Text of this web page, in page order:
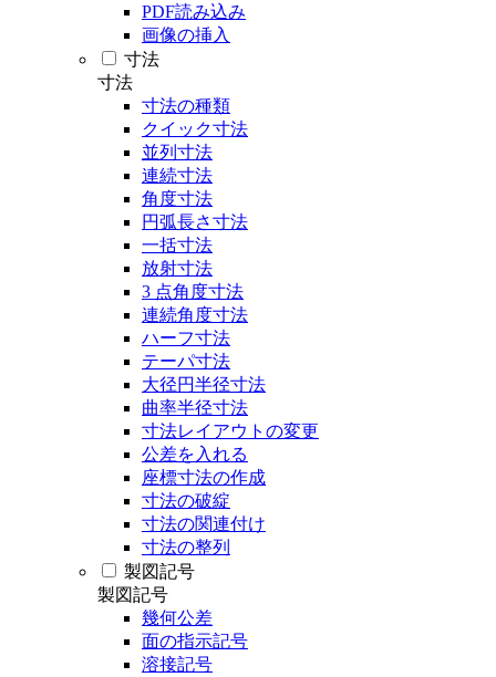
PDF読み込み
画像の挿入
寸法
寸法
寸法の種類
クイック寸法
並列寸法
連続寸法
角度寸法
円弧長さ寸法
一括寸法
放射寸法
3 点角度寸法
連続角度寸法
ハーフ寸法
テーパ寸法
大径円半径寸法
曲率半径寸法
寸法レイアウトの変更
公差を入れる
座標寸法の作成
寸法の破綻
寸法の関連付け
寸法の整列
製図記号
製図記号
幾何公差
面の指示記号
溶接記号